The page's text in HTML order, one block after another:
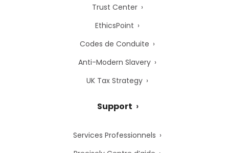
Trust Center
EthicsPoint
Codes de Conduite
Anti-Modern Slavery
UK Tax Strategy
Support
Services Professionnels